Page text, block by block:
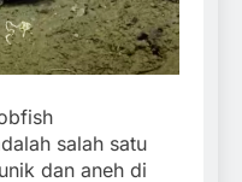
salah satu
dan aneh di